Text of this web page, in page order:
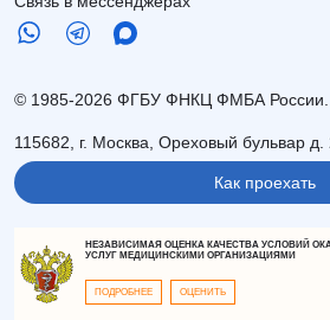
© 1985-2026 ФГБУ ФНКЦ ФМБА
115682, г. Москва, Ореховый бульвар д.
Как проехать
НЕЗАВИСИМАЯ ОЦЕНКА КАЧЕСТВА УСЛОВИЙ
УСЛУГ МЕДИЦИНСКИМИ ОРГАНИЗАЦИЯМИ
ПОДРОБНЕЕ ОЦЕНИТЬ